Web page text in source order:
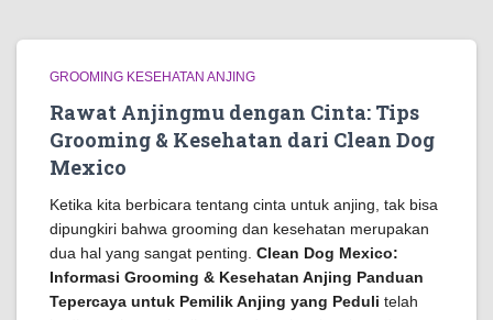
GROOMING KESEHATAN ANJING
Rawat Anjingmu dengan Cinta: Tips
Grooming & Kesehatan dari Clean Dog
Mexico
Ketika kita berbicara tentang cinta untuk anjing, tak bisa
dipungkiri bahwa grooming dan kesehatan merupakan
dua hal yang sangat penting. Clean Dog Mexico:
Informasi Grooming & Kesehatan Anjing Panduan
Tepercaya untuk Pemilik Anjing yang Peduli telah